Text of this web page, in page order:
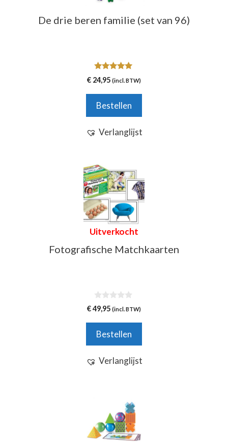
De drie beren familie (set van 96)
5.00
van 5
€ 24,95 (incl. BTW)
Bestellen
Verlanglijst
Uitverkocht
Fotografische Matchkaarten
0
v
5
€49,95 (incl. BTW)
Bestellen
Verlanglijst